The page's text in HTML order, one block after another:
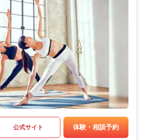
公式サイト 体験・相談予約